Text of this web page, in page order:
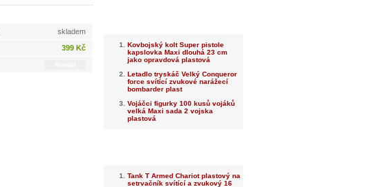
skladem
399 Kč
Kovbojský kolt Super pistole
kapslovka Maxi dlouhá 23 cm
jako opravdová plastová
Letadlo tryskáč Velký Conqueror
force svítící zvukové narážecí
bombarder plast
Vojáčci figurky 100 kusů vojáků
velká Maxi sada 2 vojska
plastová
Tank T Armed Chariot plastový na
setrvačník svítící a zvukový 16